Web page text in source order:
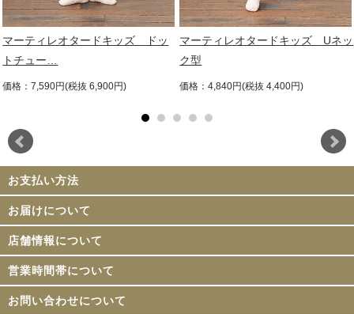
マーティレオタードキッズ ドッ
トチュー…
価格：7,590円(税抜 6,900円)
マーティレオタードキッズ Uネッ
ク型
価格：4,840円(税抜 4,400円)
お支払い方法
お届けについて
店舗情報について
営業時間帯について
お問い合わせについて